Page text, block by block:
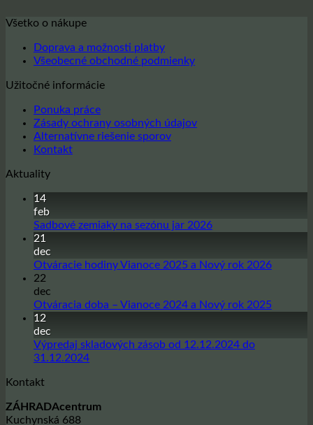
Všetko o nákupe
Doprava a možnosti platby
Všeobecné obchodné podmienky
Užitočné informácie
Ponuka práce
Zásady ochrany osobných údajov
Alternatívne riešenie sporov
Kontakt
Aktuality
14
feb
Sadbové zemiaky na sezónu jar 2026Žiadne
Sadbové
sezónu
21
dec
Otváracie hodiny Vianoce 2025 a Nový rok 2026Žiadne
22
dec
Otváracia doba – Vianoce 2024 a Nový rok 2025Žiadne
12
dec
Výpredaj skladových zásob od 12.12.2024 do
31.12.2024Žiadne
skladových
Kontakt
ZÁHRADAcentrum
Kuchynská 688